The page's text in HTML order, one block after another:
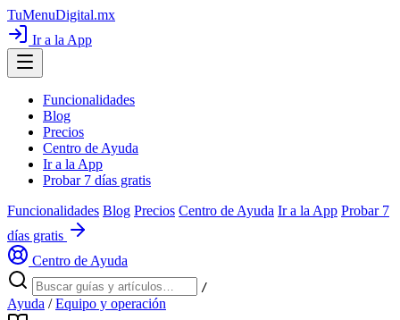
TuMenuDigital.mx
Ir a la App
Funcionalidades
Blog
Precios
Centro de Ayuda
Ir a la App
Probar 7 días gratis
Funcionalidades Blog Precios Centro de Ayuda Ir a la App Probar 7
días gratis
Centro de Ayuda
/
Ayuda / Equipo y operación